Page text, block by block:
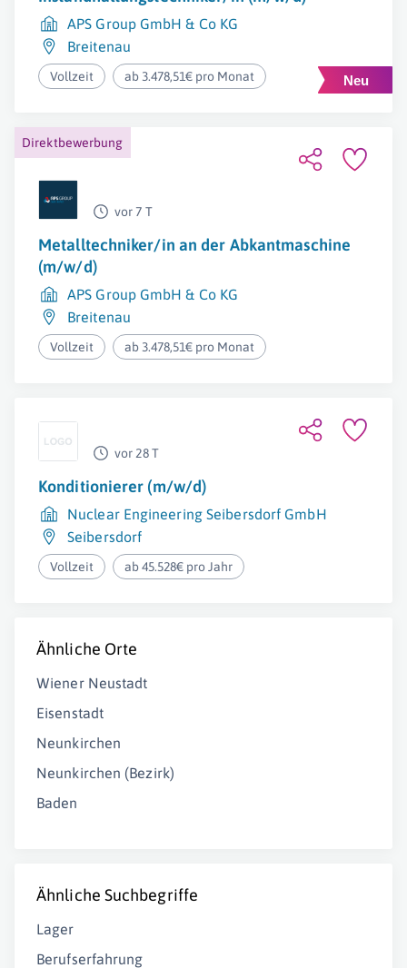
APS Group GmbH & Co KG
Breitenau
Vollzeit ab 3.478,51€ pro Monat
Direktbewerbung
vor 7 T
Metalltechniker/in an der Abkantmaschine
(m/w/d)
APS Group GmbH & Co KG
Breitenau
Vollzeit ab 3.478,51€ pro Monat
vor 28 T
Konditionierer (m/w/d)
Nuclear Engineering Seibersdorf GmbH
Seibersdorf
Vollzeit ab 45.528€ pro Jahr
Ähnliche Orte
Wiener Neustadt
Eisenstadt
Neunkirchen
Neunkirchen (Bezirk)
Baden
Ähnliche Suchbegriffe
Lager
Berufserfahrung